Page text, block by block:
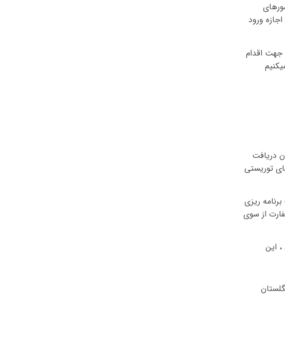
ورود
جهت اقدام
دریافت
توریستی
ریزی
از سوی
این